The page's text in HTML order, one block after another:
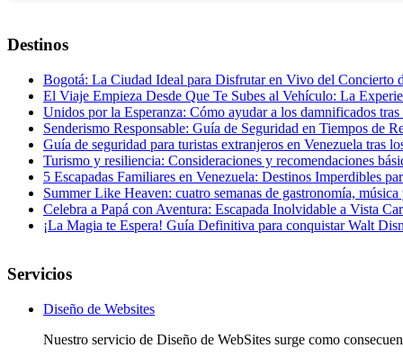
Destinos
Bogotá: La Ciudad Ideal para Disfrutar en Vivo del Concierto
El Viaje Empieza Desde Que Te Subes al Vehículo: La
Unidos por la Esperanza: Cómo ayudar a los damnificados tras
Senderismo Responsable: Guía de Seguridad en Tiempos de
Guía de seguridad para turistas extranjeros en Venezuela tras
Turismo y resiliencia: Consideraciones y recomendaciones
5 Escapadas Familiares en Venezuela: Destinos Imperdibles
Summer Like Heaven: cuatro semanas de gastronomía,
Celebra a Papá con Aventura: Escapada Inolvidable a Vista
¡La Magia te Espera! Guía Definitiva para conquistar Walt
Servicios
Diseño de Websites
Nuestro servicio de Diseño de WebSites surge como